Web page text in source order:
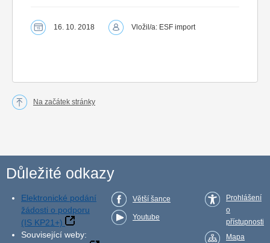
16. 10. 2018 Vložil/a: ESF import
Na začátek stránky
Důležité odkazy
Elektronické podání
žádosti o podporu
(IS KP21+)
Související weby:
Větší šance
Youtube
Prohlášení
o
přístupnosti
Mapa